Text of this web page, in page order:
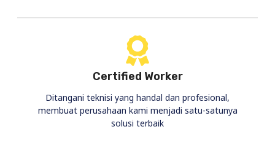
Certified Worker
Ditangani teknisi yang handal dan profesional,
membuat perusahaan kami menjadi satu-satunya
solusi terbaik